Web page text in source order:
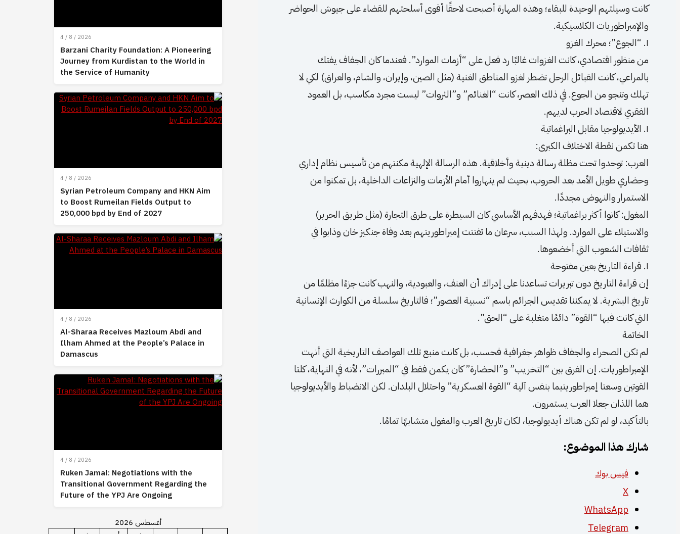
كانت وسيلتهم الوحيدة للبقاء؛ وهذه المهارة أصبحت لاحقًا أقوى أسلحتهم للقضاء على جيوش الحواضر
والإمبراطوريات الكلاسيكية.
١. “الجوع”؛ محرك الغزو
من منظور اقتصادي، كانت الغزوات غالبًا رد فعل على “أزمات الموارد”. فعندما كان الجفاف يفتك
بالمراعي، كانت القبائل الرحل تضطر لغزو المناطق الغنية (مثل الصين، وإيران، والشام، والعراق) لكي لا
تهلك وتنجو من الجوع. في ذلك العصر، كانت “الغنائم” و”الثروات” ليست مجرد مكاسب، بل العمود
الفقري لاقتصاد الحرب لديهم.
١. الأيديولوجيا مقابل البراغماتية
هنا تكمن نقطة الاختلاف الكبرى:
العرب: توحدوا تحت مظلة رسالة دينية وأخلاقية. هذه الرسالة الإلهية مكنتهم من تأسيس نظام إداري
وحضاري طويل الأمد بعد الحروب، بحيث لم ينهاروا أمام الأزمات والنزاعات الداخلية، بل تمكنوا من
الاستمرار والنهوض مجددًا.
المغول: كانوا أكثر براغماتية؛ فهدفهم الأساسي كان السيطرة على طرق التجارة (مثل طريق الحرير)
والاستيلاء على الموارد. ولهذا السبب، سرعان ما تفتتت إمبراطوريتهم بعد وفاة جنكيز خان وذابوا في
ثقافات الشعوب التي أخضعوها.
١. قراءة التاريخ بعين مفتوحة
إن قراءة التاريخ دون تبريرات تساعدنا على إدراك أن العنف، والعبودية، والنهب كانت جزءًا مظلمًا من
تاريخ البشرية. لا يمكننا تقديس الجرائم باسم “نسبية العصور”؛ فالتاريخ سلسلة من الكوارث الإنسانية
التي كانت فيها “القوة” دائمًا متغلبة على “الحق”.
الخاتمة
لم تكن الصحراء والجفاف ظواهر جغرافية فحسب، بل كانت منبع تلك العواصف التاريخية التي أنهت
الإمبراطوريات. إن الفرق بين “التخريب” و”الحضارة” كان يكمن فقط في “المبررات”، لأنه في النهاية، كلتا
القوتين وسعتا إمبراطوريتيما بنفس آلية “القوة العسكرية” واحتلال البلدان. لكن الانضباط والأيديولوجيا
هما اللذان جعلا العرب يستمرون.
بالتأكيد، لو لم تكن هناك أيديولوجيا، لكان تاريخ العرب والمغول متشابهًا تمامًا.
شارك هذا الموضوع:
فيس بوك
X
WhatsApp
Telegram
4 / 8 / 2026
Barzani Charity Foundation: A Pioneering
Journey from Kurdistan to the World in
the Service of Humanity
4 / 8 / 2026
Syrian Petroleum Company and HKN Aim
to Boost Rumeilan Fields Output to
250,000 bpd by End of 2027
4 / 8 / 2026
Al-Sharaa Receives Mazloum Abdi and
Ilham Ahmed at the People’s Palace in
Damascus
4 / 8 / 2026
Ruken Jamal: Negotiations with the
Transitional Government Regarding the
Future of the YPJ Are Ongoing
أغسطس 2026